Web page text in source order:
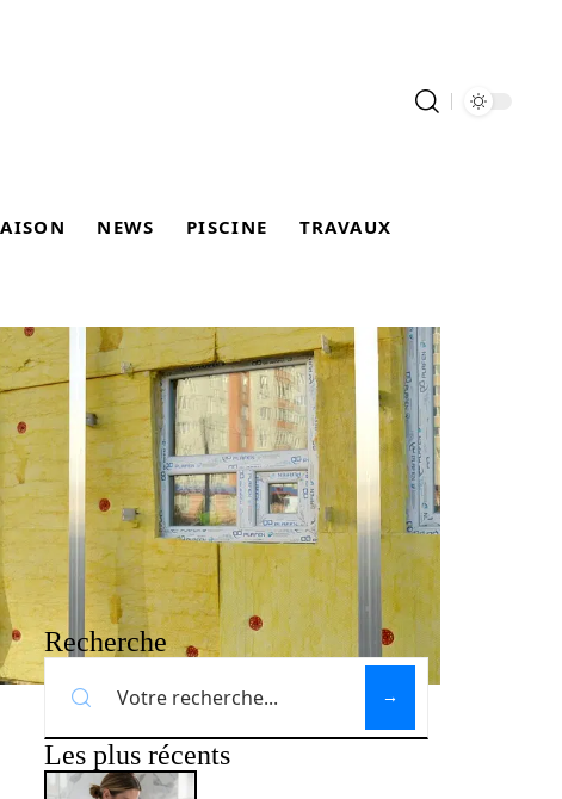
NEWS PISCINE TRAVAUX
Recherche
Les plus récents